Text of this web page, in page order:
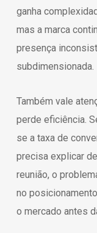
ganha
mas a marca
presença
subdimensionada.
Também vale
perde eficiência.
se a taxa de
precisa explicar
reunião, o
no
o mercado antes